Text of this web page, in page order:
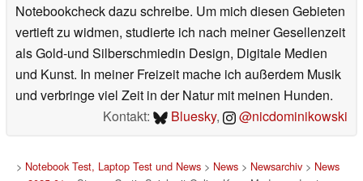
Notebookcheck dazu schreibe. Um mich diesen Gebieten
vertieft zu widmen, studierte ich nach meiner Gesellenzeit
als Gold-und Silberschmiedin Design, Digitale Medien
und Kunst. In meiner Freizeit mache ich außerdem Musik
und verbringe viel Zeit in der Natur mit meinen Hunden.
Kontakt:
Bluesky, @nicdominikowski
> Notebook Test, Laptop Test und News> News> Newsarchiv> News